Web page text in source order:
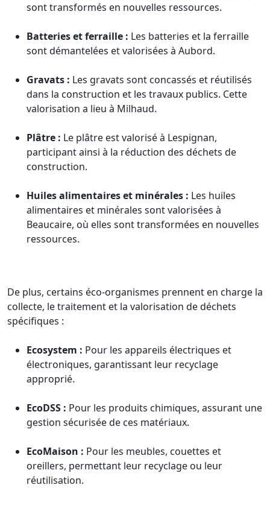
sont transformés en nouvelles ressources.
Batteries et ferraille : Les batteries et la ferraille
sont démantelées et valorisées à Aubord.
Gravats : Les gravats sont concassés et réutilisés
dans la construction et les travaux publics. Cette
valorisation a lieu à Milhaud.
Plâtre : Le plâtre est valorisé à Lespignan,
participant ainsi à la réduction des déchets de
construction.
Huiles alimentaires et minérales : Les huiles
alimentaires et minérales sont valorisées à
Beaucaire, où elles sont transformées en nouvelles
ressources.
De plus, certains éco-organismes prennent en charge la
collecte, le traitement et la valorisation de déchets
spécifiques :
Ecosystem : Pour les appareils électriques et
électroniques, garantissant leur recyclage
approprié.
EcoDSS : Pour les produits chimiques, assurant une
gestion sécurisée de ces matériaux.
EcoMaison : Pour les meubles, couettes et
oreillers, permettant leur recyclage ou leur
réutilisation.